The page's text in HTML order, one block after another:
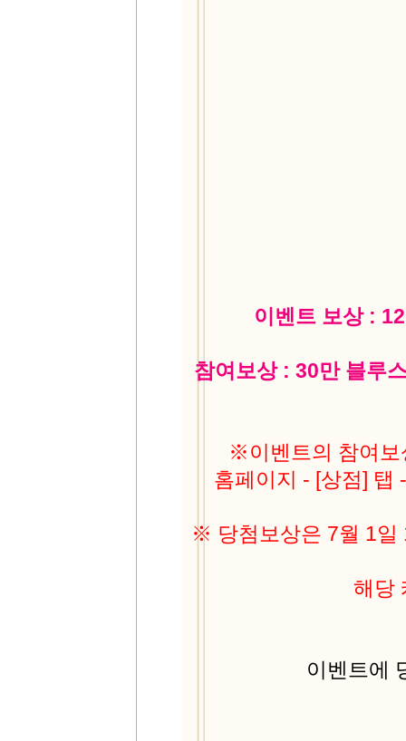
이벤트 보상 :
참여보상 : 30만 블루
※이벤트의 참여보
홈페이지 - [상점] 탭
※ 당첨보상은 7월 1일
해당
이벤트에